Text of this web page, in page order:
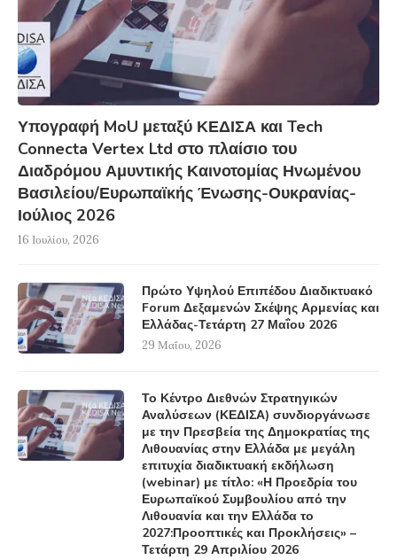
Υπογραφή MoU μεταξύ ΚΕΔΙΣΑ και Tech
Connecta Vertex Ltd στο πλαίσιο του
Διαδρόμου Αμυντικής Καινοτομίας Ηνωμένου
Βασιλείου/Ευρωπαϊκής Ένωσης-Ουκρανίας-
Ιούλιος 2026
16 Ιουλίου, 2026
Πρώτο Υψηλού Επιπέδου Διαδικτυακό
Forum Δεξαμενών Σκέψης Αρμενίας και
Ελλάδας-Τετάρτη 27 Μαΐου 2026
29 Μαΐου, 2026
Το Κέντρο Διεθνών Στρατηγικών
Αναλύσεων (ΚΕΔΙΣΑ) συνδιοργάνωσε
με την Πρεσβεία της Δημοκρατίας της
Λιθουανίας στην Ελλάδα με μεγάλη
επιτυχία διαδικτυακή εκδήλωση
(webinar) με τίτλο: «Η Προεδρία του
Ευρωπαϊκού Συμβουλίου από την
Λιθουανία και την Ελλάδα το
2027:Προοπτικές και Προκλήσεις» –
Τετάρτη 29 Απριλίου 2026